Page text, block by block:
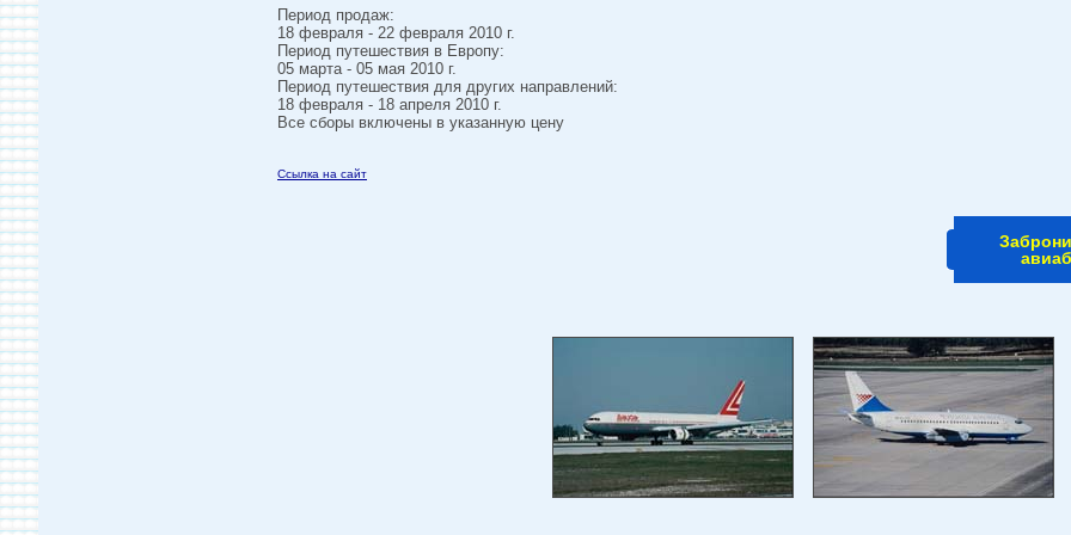
Период продаж:
18 февраля - 22 февраля 2010 г.
Период путешествия в Европу:
05 марта - 05 мая 2010 г.
Период путешествия для других направлений:
18 февраля - 18 апреля 2010 г.
Все сборы включены в указанную цену
Ссылка на сайт